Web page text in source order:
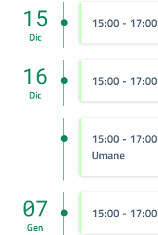
15:00 -
15
Dic
15:00 -
16
Dic
15:00 -
Umane
15:00 -
07
Gen